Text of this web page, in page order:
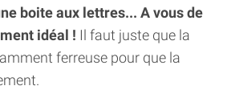
boite aux lettres... A vous de
idéal ! Il faut juste que la
ferreuse pour que la